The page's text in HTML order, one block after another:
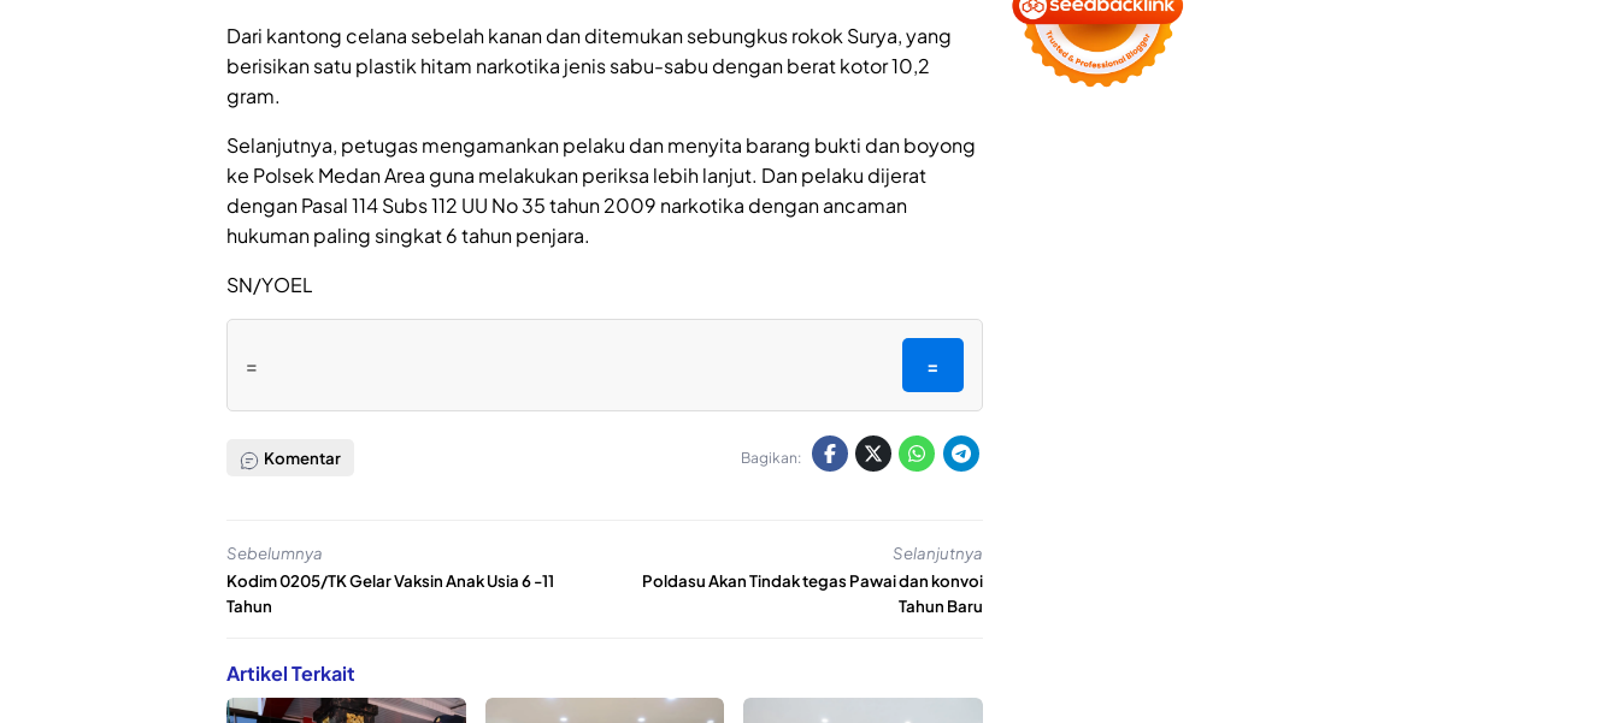
Dari kantong celana sebelah kanan dan ditemukan sebungkus rokok Surya, yang
berisikan satu plastik hitam narkotika jenis sabu-sabu dengan berat kotor 10,2
gram.
Selanjutnya, petugas mengamankan pelaku dan menyita barang bukti dan boyong
ke Polsek Medan Area guna melakukan periksa lebih lanjut. Dan pelaku dijerat
dengan Pasal 114 Subs 112 UU No 35 tahun 2009 narkotika dengan ancaman
hukuman paling singkat 6 tahun penjara.
SN/YOEL
= =
Komentar Bagikan:
Sebelumnya
Kodim 0205/TK Gelar Vaksin Anak Usia 6 -11
Tahun
Selanjutnya
Poldasu Akan Tindak tegas Pawai dan konvoi
Tahun Baru
Artikel Terkait